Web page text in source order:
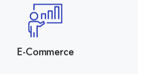
E-Commerce